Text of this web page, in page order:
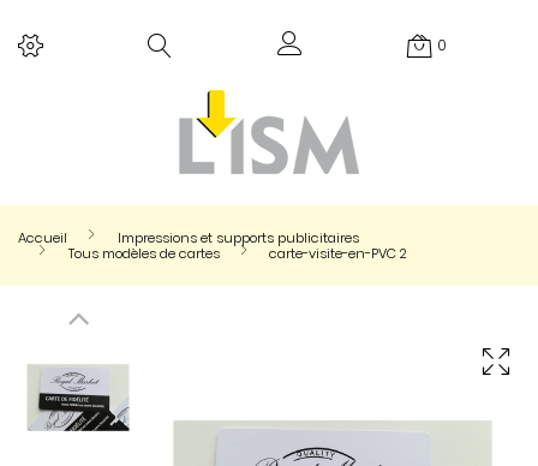
0
Accueil
Impressions et supports publicitaires
Tous modèles de cartes
carte-visite-en-PVC 2